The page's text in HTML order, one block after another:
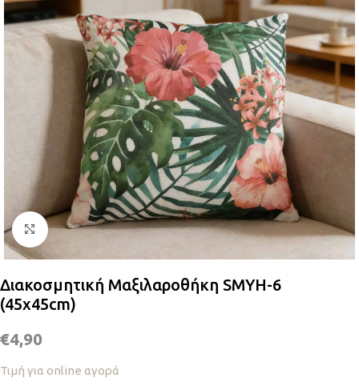
Κλικ για μεγέθυνση
Διακοσμητική Μαξιλαροθήκη SMYH-6
(45x45cm)
€4,90
Τιμή για online αγορά